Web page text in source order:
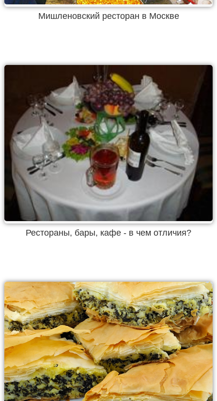
Мишленовский ресторан в Москве
Рестораны, бары, кафе - в чем отличия?